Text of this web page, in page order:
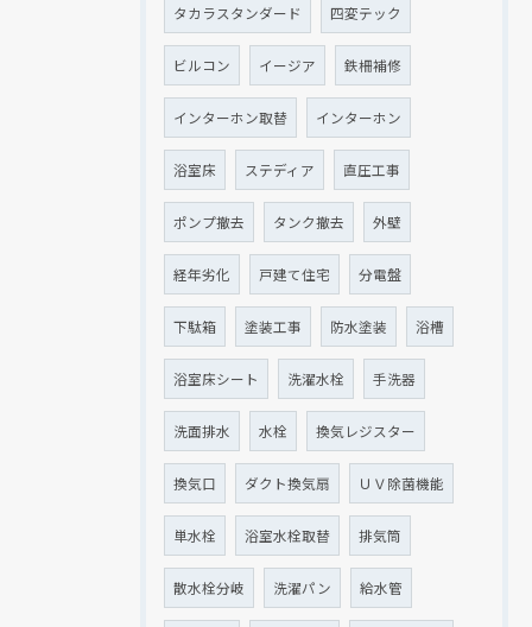
タカラスタンダード 四変テック
ビルコン イージア 鉄柵補修
インターホン取替 インターホン
浴室床 ステディア 直圧工事
ポンプ撤去 タンク撤去 外壁
経年劣化 戸建て住宅 分電盤
下駄箱 塗装工事 防水塗装 浴槽
浴室床シート 洗濯水栓 手洗器
洗面排水 水栓 換気レジスター
換気口 ダクト換気扇 ＵＶ除菌機能
単水栓 浴室水栓取替 排気筒
散水栓分岐 洗濯パン 給水管